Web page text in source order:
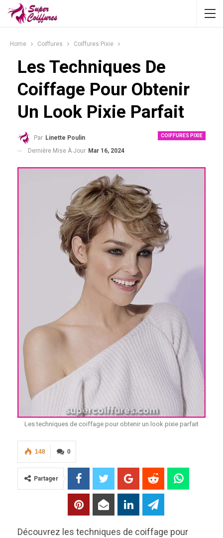
Home Coiffures Coiffures Pixie
Les Techniques De
Coiffage Pour Obtenir
Un Look Pixie Parfait
COIFFURES PIXIE
Par Linette Poulin
Dernière Mise À Jour Mar 16, 2024
Les techniques de coiffage pour obtenir un look pixie parfait
0
148
Partager
Découvrez les techniques de coiffage pour